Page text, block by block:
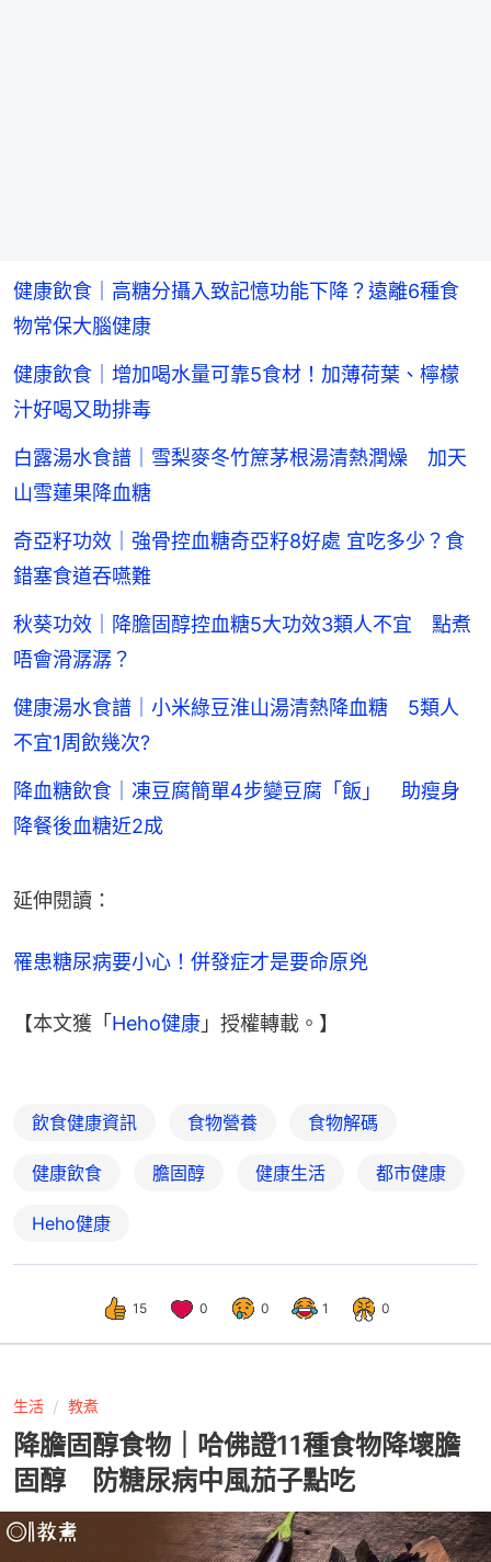
健康飲食｜高糖分攝入致記憶功能下降？遠離6種食
物常保大腦健康
健康飲食｜增加喝水量可靠5食材！加薄荷葉、檸檬
汁好喝又助排毒
白露湯水食譜｜雪梨麥冬竹䉀茅根湯清熱潤燥 加天
山雪蓮果降血糖
奇亞籽功效｜強骨控血糖奇亞籽8好處 宜吃多少？食
錯塞食道吞嚥難
秋葵功效｜降膽固醇控血糖5大功效3類人不宜 點煮
唔會滑潺潺？
健康湯水食譜｜小米綠豆淮山湯清熱降血糖 5類人
不宜1周飲幾次?
降血糖飲食｜凍豆腐簡單4步變豆腐「飯」 助瘦身
降餐後血糖近2成
延伸閱讀：
罹患糖尿病要小心！併發症才是要命原兇
【本文獲「 Heho健康 」授權轉載。】
飲食健康資訊 食物營養 食物解碼
健康飲食 膽固醇 健康生活 都市健康
Heho健康
15 0 0 1 0
生活 教煮
降膽固醇食物｜哈佛證11種食物降壞膽
固醇 防糖尿病中風茄子點吃